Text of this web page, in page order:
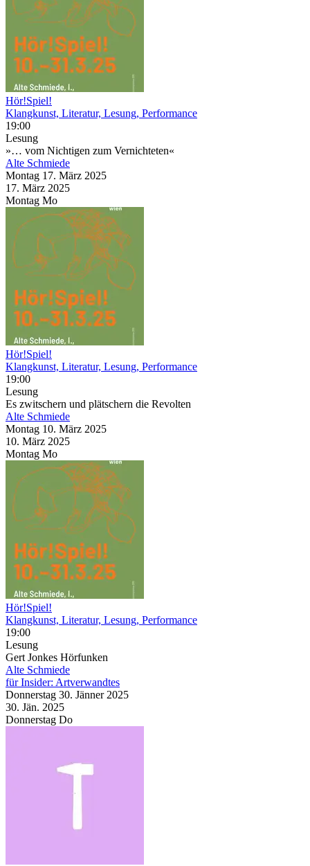
Hör!Spiel!
Klangkunst, Literatur, Lesung, Performance
19:00
Lesung
»… vom Nichtigen zum Vernichteten«
Alte Schmiede
Montag 17. März 2025
17. März 2025
Montag Mo
Hör!Spiel!
Klangkunst, Literatur, Lesung, Performance
19:00
Lesung
Es zwitschern und plätschern die Revolten
Alte Schmiede
Montag 10. März 2025
10. März 2025
Montag Mo
Hör!Spiel!
Klangkunst, Literatur, Lesung, Performance
19:00
Lesung
Gert Jonkes Hörfunken
Alte Schmiede
für Insider: Artverwandtes
Donnerstag 30. Jänner 2025
30. Jän. 2025
Donnerstag Do